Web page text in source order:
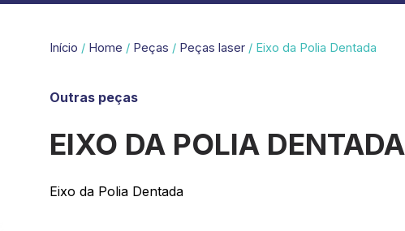
Início / Home / Peças / Peças laser / Eixo da Polia Dentada
Outras peças
EIXO DA POLIA DENTADA
Eixo da Polia Dentada